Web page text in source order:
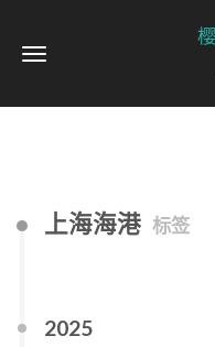
上海海港 标签
2025